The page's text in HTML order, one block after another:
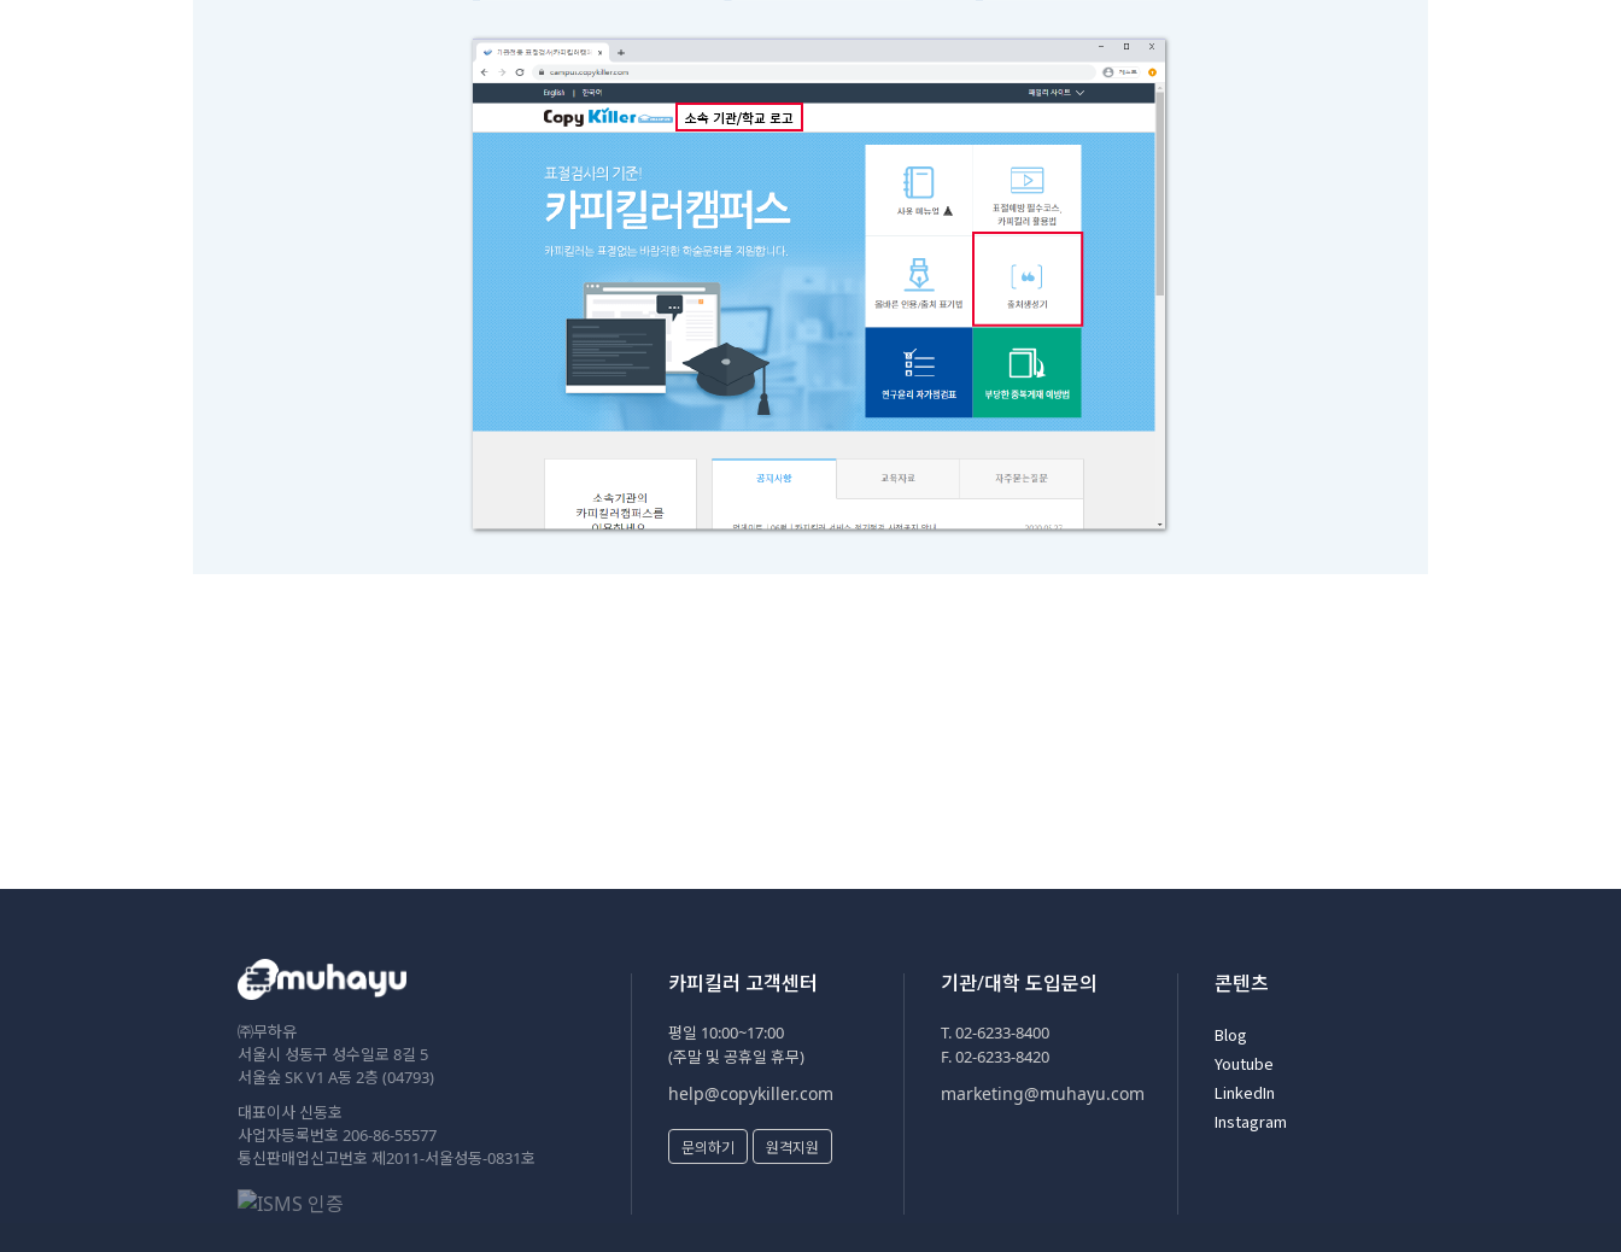
㈜무하유
서울시 성동구 성수일로 8길 5
서울숲 SK V1 A동 2층 (04793)
대표이사 신동호
사업자등록번호 206-86-55577
통신판매업신고번호 제2011-서울성동-0831호
카피킬러 고객센터
평일 10:00~17:00
(주말 및 공휴일 휴무)
help@copykiller.com
문의하기 원격지원
기관/대학 도입문의
T. 02-6233-8400
F. 02-6233-8420
marketing@muhayu.com
콘텐츠
Blog
Youtube
LinkedIn
Instagram